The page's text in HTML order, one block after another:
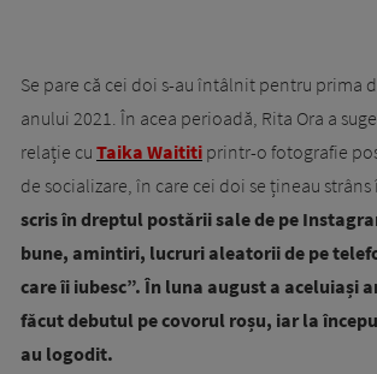
Se pare că cei doi s-au întâlnit pentru prima
anului 2021. În acea perioadă, Rita Ora a
relație cu Taika Waititi printr-o fotografie
de socializare, în care cei doi se țineau
scris în dreptul postării sale de pe
bune, amintiri, lucruri aleatorii de pe
care îi iubesc”. În luna august a aceluiași
făcut debutul pe covorul roșu, iar la
au logodit.